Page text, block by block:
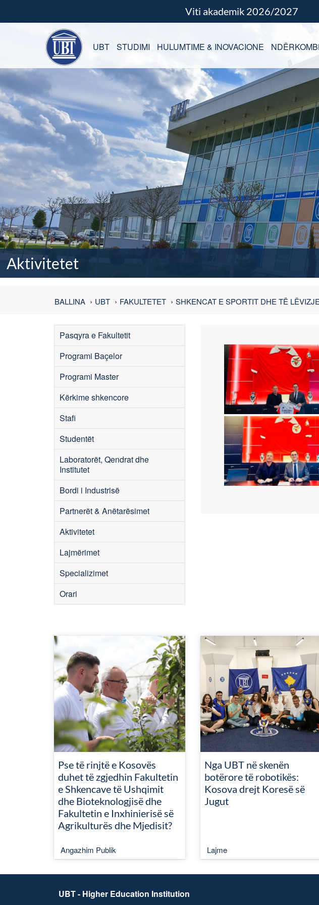
Viti akademik 2026/2027
UBT STUDIMI HULUMTIME & INOVACIONE
Aktivitetet
BALLINA UBT FAKULTETET SHKENCAT E SPORTIT DHE TË
Pasqyra e Fakultetit
Programi Baçelor
Programi Master
Kërkime shkencore
Stafi
Studentët
Laboratorët, Qendrat dhe
Institutet
Bordi i Industrisë
Partnerët & Anëtarësimet
Aktivitetet
Lajmërimet
Specializimet
Orari
Pse të rinjtë e Kosovës
duhet të zgjedhin Fakultetin
e Shkencave të Ushqimit
dhe Bioteknologjisë dhe
Fakultetin e Inxhinierisë së
Agrikulturës dhe Mjedisit?
Angazhim Publik
Nga UBT në skenën
botërore të robotikës:
Kosova drejt Koresë së
Jugut
Lajme
UBT - Higher Education Institution